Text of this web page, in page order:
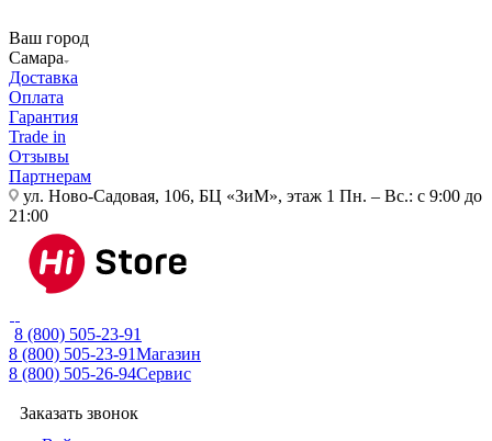
Ваш город
Самара
Доставка
Оплата
Гарантия
Trade in
Отзывы
Партнерам
ул. Ново-Садовая, 106, БЦ «ЗиМ», этаж 1 Пн. – Вс.: с 9:00 до
21:00
8 (800) 505-23-91
8 (800) 505-23-91Магазин
8 (800) 505-26-94Сервис
Заказать звонок